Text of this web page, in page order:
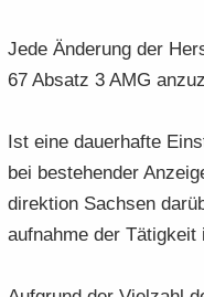
Jede Än­de­rung der
67 Ab­satz 3 AMG
Ist eine dau­er­haf­te
bei be­stehen­der
di­rek­ti­on Sach­sen
auf­nah­me der